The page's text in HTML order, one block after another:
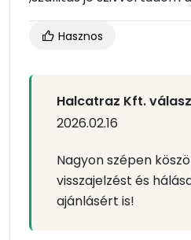
Hasznos
Halcatraz Kft.
2026.02.16
Nagyon szépen
visszajelzést és
ajánlásért is!